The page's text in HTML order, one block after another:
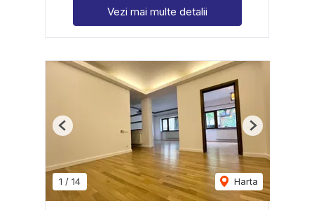
Vezi mai multe detalii
1 / 14 Harta
Previous Next